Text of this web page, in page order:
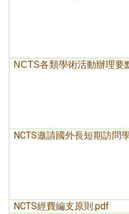
NCTS各類學術活動辦理要
NCTS邀請國外長短期訪問
NCTS經費編支原則.pdf